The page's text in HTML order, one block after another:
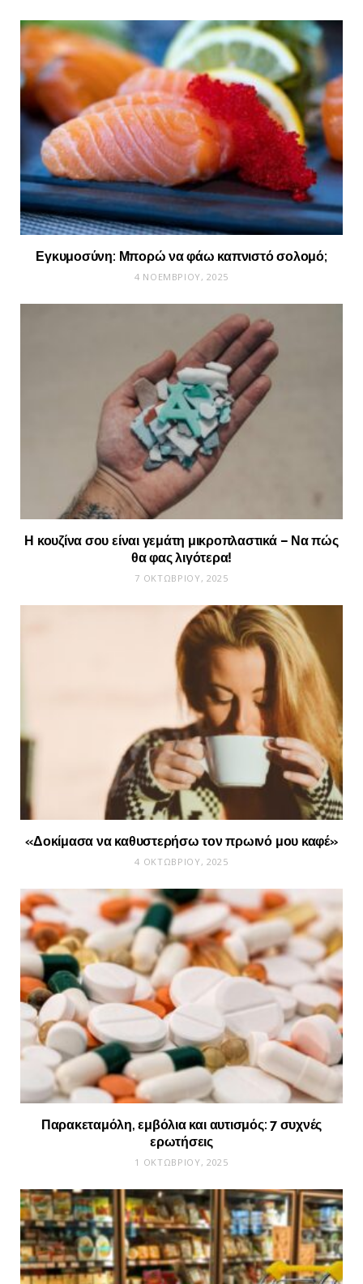
Εγκυμοσύνη: Μπορώ να φάω καπνιστό σολομό;
4 ΝΟΕΜΒΡΊΟΥ, 2025
Η κουζίνα σου είναι γεμάτη μικροπλαστικά – Να πώς
θα φας λιγότερα!
7 ΟΚΤΩΒΡΊΟΥ, 2025
«Δοκίμασα να καθυστερήσω τον πρωινό μου καφέ»
4 ΟΚΤΩΒΡΊΟΥ, 2025
Παρακεταμόλη, εμβόλια και αυτισμός: 7 συχνές
ερωτήσεις
1 ΟΚΤΩΒΡΊΟΥ, 2025